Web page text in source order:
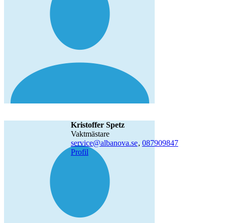
Kristoffer Spetz
vaktmästare
service@albanova.se, 087909847
Profil